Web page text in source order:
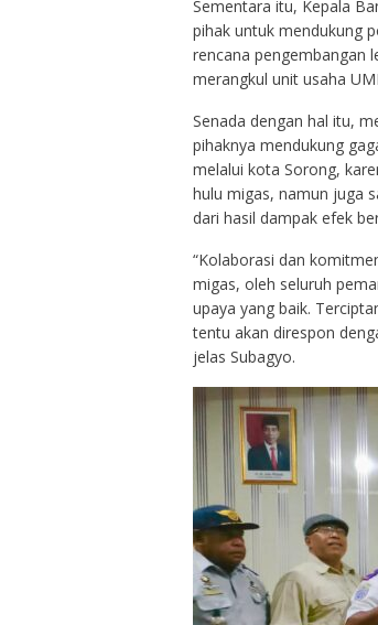
Sementara itu, Kepala
pihak untuk mendukung
rencana pengembangan
merangkul unit usaha
Senada dengan hal itu,
pihaknya mendukung
melalui kota Sorong,
hulu migas, namun juga
dari hasil dampak efek
“Kolaborasi dan
migas, oleh seluruh
upaya yang baik.
tentu akan direspon
jelas Subagyo.